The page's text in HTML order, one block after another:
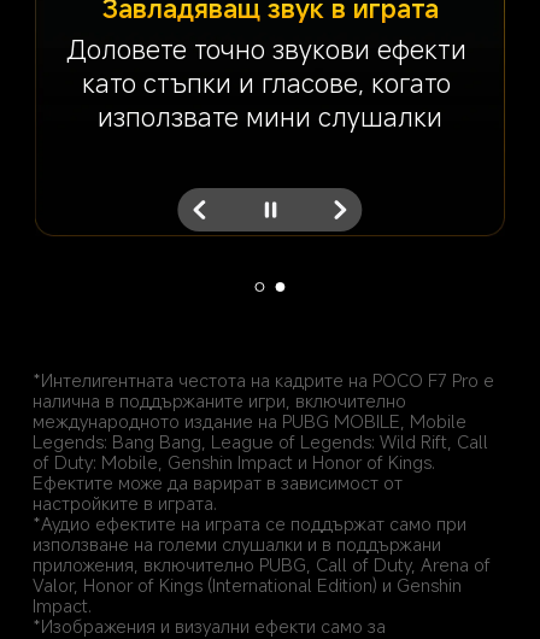
Завладяващ звук в играта
Доловете точно звукови ефекти
като стъпки и гласове, когато
използвате мини слушалки
*Интелигентната честота на кадрите на POCO F7 Pro е
налична в поддържаните игри, включително
международното издание на PUBG MOBILE, Mobile
Legends: Bang Bang, League of Legends: Wild Rift, Call
of Duty: Mobile, Genshin Impact и Honor of Kings.
Ефектите може да варират в зависимост от
настройките в играта.
*Аудио ефектите на играта се поддържат само при
използване на големи слушалки и в поддържани
приложения, включително PUBG, Call of Duty, Arena of
Valor, Honor of Kings (International Edition) и Genshin
Impact.
*Изображения и визуални ефекти само за